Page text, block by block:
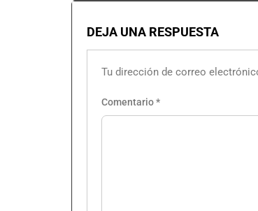
DEJA UNA RESPUESTA
Tu dirección de correo
Comentario*